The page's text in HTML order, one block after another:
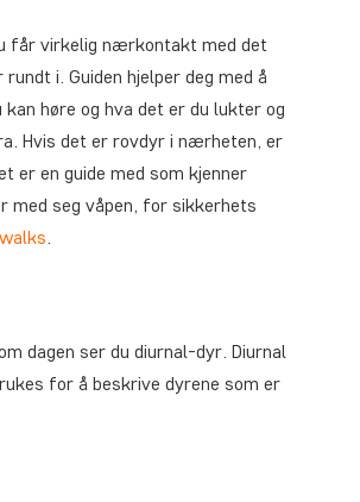
får virkelig nærkontakt med det
i. Guiden hjelper deg med å
høre og hva det er du lukter og
Hvis det er rovdyr i nærheten, er
er en guide med som kjenner
med seg våpen, for sikkerhets
dagen ser du diurnal-dyr. Diurnal
for å beskrive dyrene som er